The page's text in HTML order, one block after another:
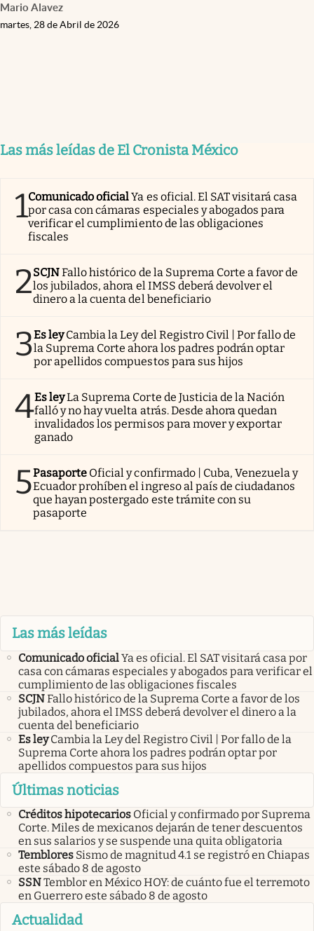
Mario Alavez
martes, 28 de Abril de 2026
Las más leídas de El Cronista México
1Comunicado oficialYa es oficial. El SAT visitará casa
por casa con cámaras especiales y abogados para
verificar el cumplimiento de las obligaciones
fiscales
2SCJNFallo histórico de la Suprema Corte a favor de
los jubilados, ahora el IMSS deberá devolver el
dinero a la cuenta del beneficiario
3Es ley Cambia la Ley del Registro Civil | Por fallo de
la Suprema Corte ahora los padres podrán optar
por apellidos compuestos para sus hijos
4Es leyLa Suprema Corte de Justicia de la Nación
falló y no hay vuelta atrás. Desde ahora quedan
invalidados los permisos para mover y exportar
ganado
5Pasaporte Oficial y confirmado | Cuba, Venezuela y
Ecuador prohíben el ingreso al país de ciudadanos
que hayan postergado este trámite con su
pasaporte
Las más leídas
Comunicado oficialYa es oficial. El SAT visitará casa por
casa con cámaras especiales y abogados para verificar el
cumplimiento de las obligaciones fiscales
SCJNFallo histórico de la Suprema Corte a favor de los
jubilados, ahora el IMSS deberá devolver el dinero a la
cuenta del beneficiario
Es ley Cambia la Ley del Registro Civil | Por fallo de la
Suprema Corte ahora los padres podrán optar por
apellidos compuestos para sus hijos
Últimas noticias
Créditos hipotecarios Oficial y confirmado por Suprema
Corte. Miles de mexicanos dejarán de tener descuentos
en sus salarios y se suspende una quita obligatoria
Temblores Sismo de magnitud 4.1 se registró en Chiapas
este sábado 8 de agosto
SSNTemblor en México HOY: de cuánto fue el terremoto
en Guerrero este sábado 8 de agosto
Actualidad